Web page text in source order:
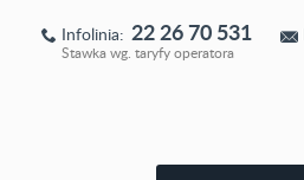
Infolinia:
Stawka wg. taryfy operatora
22 26 70 531